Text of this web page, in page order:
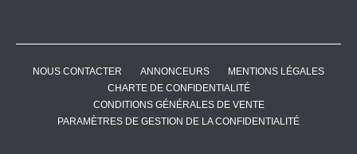
NOUS CONTACTER ANNONCEURS
MENTIONS LÉGALES
CHARTE DE CONFIDENTIALITÉ
CONDITIONS GÉNÉRALES DE VENTE
PARAMÈTRES DE GESTION DE LA CONFIDENTIALITÉ